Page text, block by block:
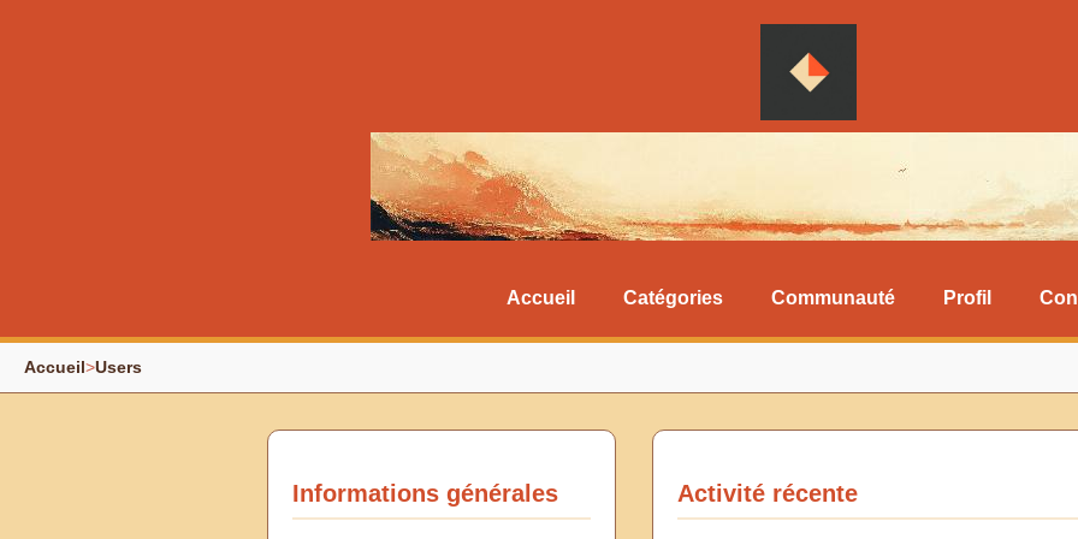
Accueil Catégories Communauté Profil
Accueil>Users
Informations générales Activité récente